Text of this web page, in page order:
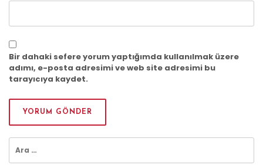
Bir dahaki sefere yorum yaptığımda kullanılmak üzere
adımı, e-posta adresimi ve web site adresimi bu
tarayıcıya kaydet.
Arama: